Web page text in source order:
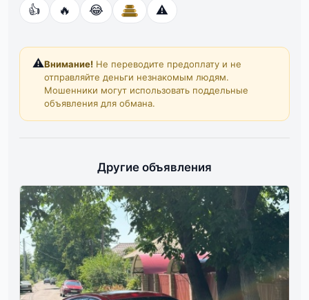
👍 🔥 😂 ⚠️
⚠️Внимание! Не переводите предоплату и не
отправляйте деньги незнакомым людям.
Мошенники могут использовать поддельные
объявления для обмана.
Другие объявления